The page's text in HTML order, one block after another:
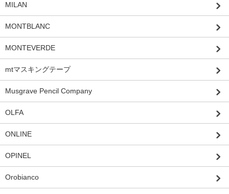
MILAN
MONTBLANC
MONTEVERDE
mtマスキングテープ
Musgrave Pencil Company
OLFA
ONLINE
OPINEL
Orobianco